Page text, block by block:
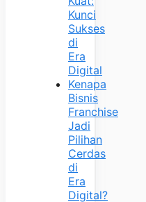
Kunci
Sukses
di
Era
Digital
Kenapa
Bisnis
Franchise
Jadi
Pilihan
Cerdas
di
Era
Digital?